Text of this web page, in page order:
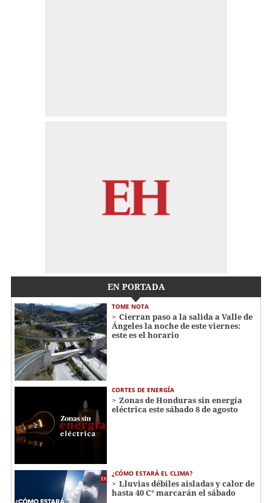
EN PORTADA
TOME NOTA
Cierran paso a la salida a Valle de
Ángeles la noche de este viernes:
este es el horario
CORTES DE ENERGÍA
Zonas de Honduras sin energía
eléctrica este sábado 8 de agosto
¿CÓMO ESTARÁ EL CLIMA?
Lluvias débiles aisladas y calor de
hasta 40 C° marcarán el sábado